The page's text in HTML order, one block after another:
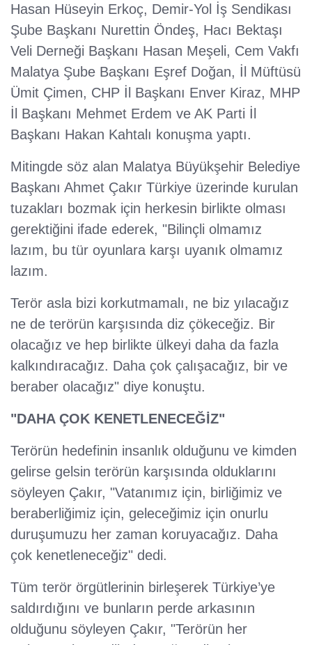
Hasan Hüseyin Erkoç, Demir-Yol İş Sendikası
Şube Başkanı Nurettin Öndeş, Hacı Bektaşı
Veli Derneği Başkanı Hasan Meşeli, Cem Vakfı
Malatya Şube Başkanı Eşref Doğan, İl Müftüsü
Ümit Çimen, CHP İl Başkanı Enver Kiraz, MHP
İl Başkanı Mehmet Erdem ve AK Parti İl
Başkanı Hakan Kahtalı konuşma yaptı.
Mitingde söz alan Malatya Büyükşehir Belediye
Başkanı Ahmet Çakır Türkiye üzerinde kurulan
tuzakları bozmak için herkesin birlikte olması
gerektiğini ifade ederek, "Bilinçli olmamız
lazım, bu tür oyunlara karşı uyanık olmamız
lazım.
Terör asla bizi korkutmamalı, ne biz yılacağız
ne de terörün karşısında diz çökeceğiz. Bir
olacağız ve hep birlikte ülkeyi daha da fazla
kalkındıracağız. Daha çok çalışacağız, bir ve
beraber olacağız" diye konuştu.
"DAHA ÇOK KENETLENECEĞİZ"
Terörün hedefinin insanlık olduğunu ve kimden
gelirse gelsin terörün karşısında olduklarını
söyleyen Çakır, "Vatanımız için, birliğimiz ve
beraberliğimiz için, geleceğimiz için onurlu
duruşumuzu her zaman koruyacağız. Daha
çok kenetleneceğiz" dedi.
Tüm terör örgütlerinin birleşerek Türkiye’ye
saldırdığını ve bunların perde arkasının
olduğunu söyleyen Çakır, "Terörün her